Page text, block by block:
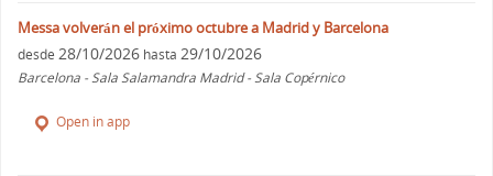
Messa volverán el próximo octubre a Madrid y Barcelona
desde 28/10/2026 hasta 29/10/2026
Barcelona - Sala Salamandra Madrid - Sala Copérnico
Open in app